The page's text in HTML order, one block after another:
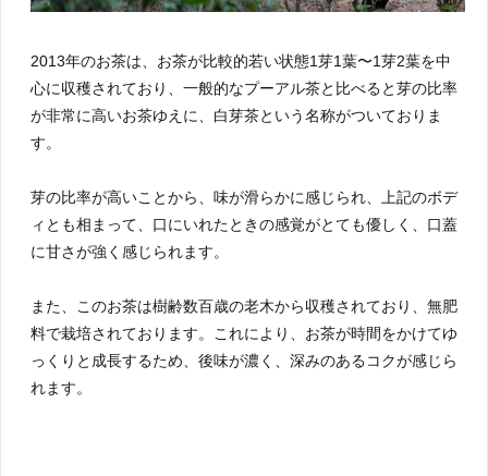
2013年のお茶は、お茶が比較的若い状態1芽1葉〜1芽2葉を中
心に収穫されており、一般的なプーアル茶と比べると芽の比率
が非常に高いお茶ゆえに、白芽茶という名称がついておりま
す。
芽の比率が高いことから、味が滑らかに感じられ、上記のボデ
ィとも相まって、口にいれたときの感覚がとても優しく、口蓋
に甘さが強く感じられます。
また、このお茶は樹齢数百歳の老木から収穫されており、無肥
料で栽培されております。これにより、お茶が時間をかけてゆ
っくりと成長するため、後味が濃く、深みのあるコクが感じら
れます。